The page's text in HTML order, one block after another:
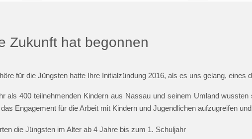
Zukunft hat begonnen
für die Jüngsten hatte Ihre Initialzündung 2016, als es uns gelang,
als 400 teilnehmenden Kindern aus Nassau und seinem Umland
Engagement für die Arbeit mit Kindern und Jugendlichen aufzugreifen
die Jüngsten im Alter ab 4 Jahre bis zum 1. Schuljahr